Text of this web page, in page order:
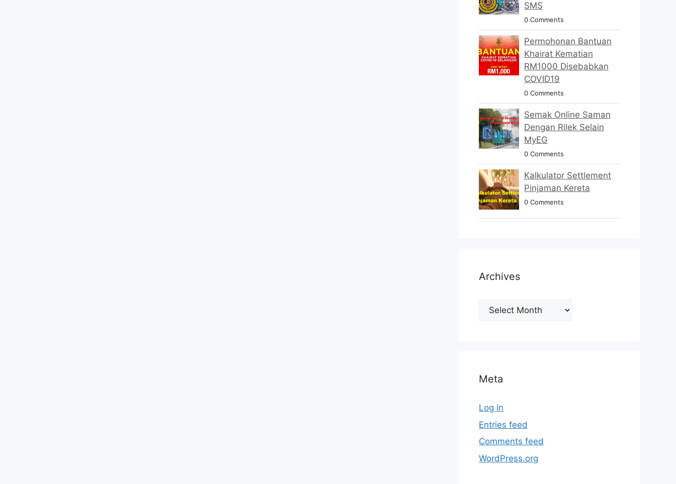
SMS
0 Comments
Permohonan Bantuan
Khairat Kematian
RM1000 Disebabkan
COVID19
0 Comments
Semak Online Saman
Dengan Rilek Selain
MyEG
0 Comments
Kalkulator Settlement
Pinjaman Kereta
0 Comments
Archives
Archives
Meta
Log in
Entries feed
Comments feed
WordPress.org